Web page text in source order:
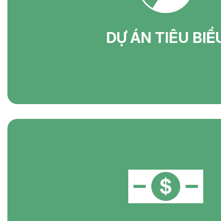
DỰ ÁN TIÊU